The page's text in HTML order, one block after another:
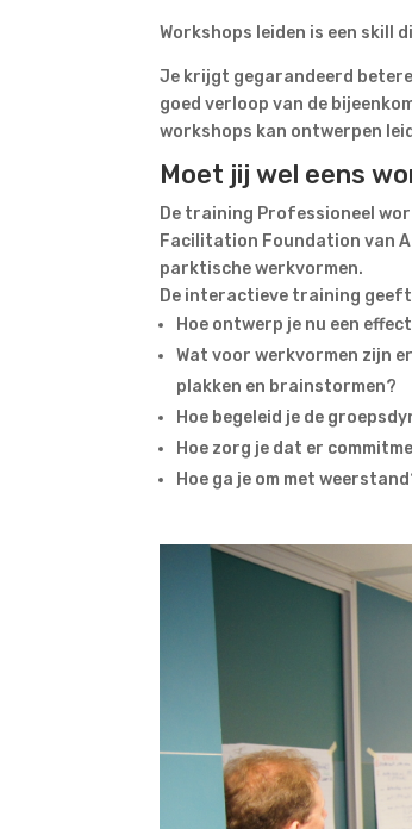
Workshops leiden is een skill
Je krijgt gegarandeerd
goed verloop van de
workshops kan ontwerpen
Moet jij wel eens
De training Professioneel
Facilitation Foundation van
parktische werkvormen.
De interactieve training
Hoe ontwerp je nu een
Wat voor werkvormen zijn
plakken en brainstormen?
Hoe begeleid je de
Hoe zorg je dat er
Hoe ga je om met